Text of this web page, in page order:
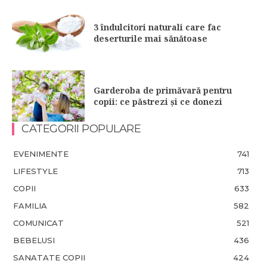
3 îndulcitori naturali care fac
deserturile mai sănătoase
Garderoba de primăvară pentru
copii: ce păstrezi și ce donezi
CATEGORII POPULARE
EVENIMENTE
741
LIFESTYLE
713
COPII
633
FAMILIA
582
COMUNICAT
521
BEBELUSI
436
SANATATE COPII
424